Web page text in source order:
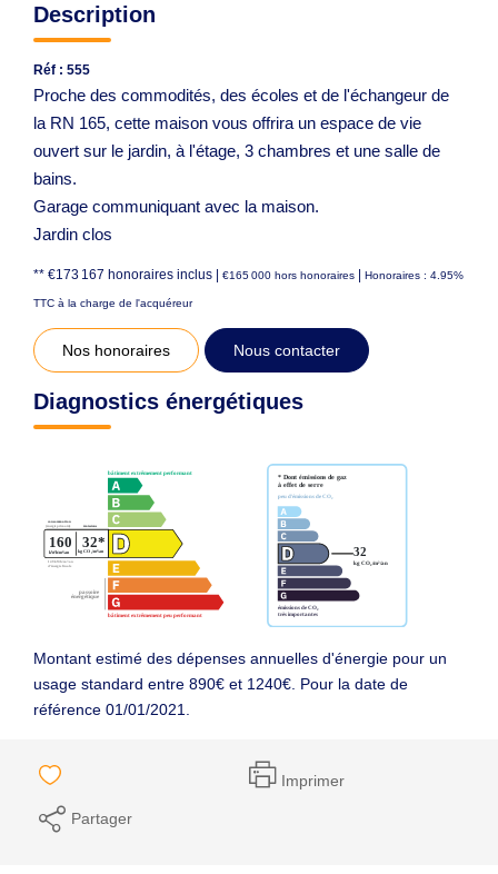
Description
Réf : 555
Proche des commodités, des écoles et de l'échangeur de
la RN 165, cette maison vous offrira un espace de vie
ouvert sur le jardin, à l'étage, 3 chambres et une salle de
bains.
Garage communiquant avec la maison.
Jardin clos
** €173 167 honoraires inclus | €165 000 hors honoraires | Honoraires : 4.95%
TTC à la charge de l'acquéreur
Nos honoraires Nous contacter
Diagnostics énergétiques
Montant estimé des dépenses annuelles d'énergie pour un
usage standard entre 890€ et 1240€. Pour la date de
référence 01/01/2021.
Imprimer
Partager